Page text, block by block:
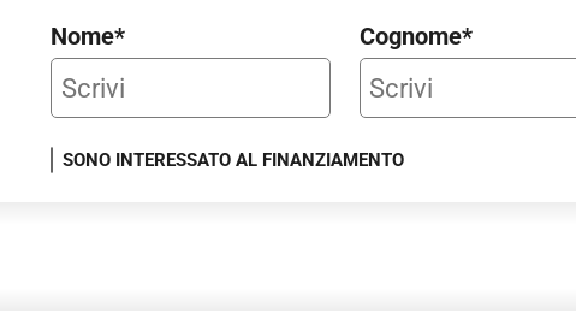
Nome* Cognome*
SONO INTERESSATO AL FINANZIAMENTO